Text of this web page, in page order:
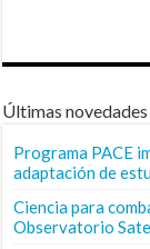
Últimas novedades
Programa PACE
adaptación de
Ciencia para
Observatorio